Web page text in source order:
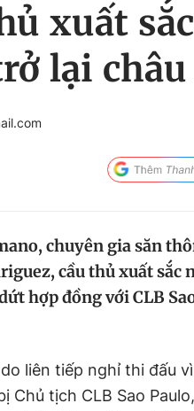
xuất
lại châu
chuyên gia săn
cầu thủ xuất sắc
hợp đồng với CLB
liên tiếp nghỉ thi đấu
Chủ tịch CLB Sao